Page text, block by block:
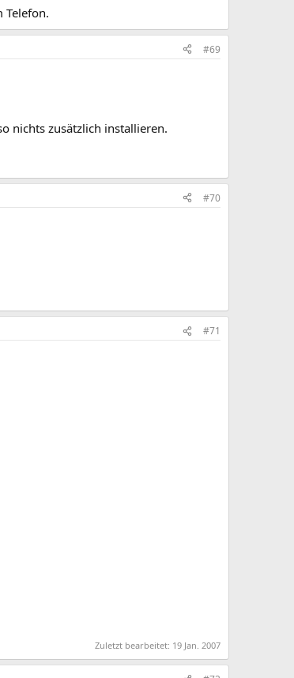
Telefon.
#69
nichts zusätzlich installieren.
#70
#71
Zuletzt bearbeitet: 19 Jan. 2007